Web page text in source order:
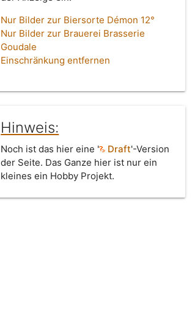
Nur Bilder zur Biersorte Démon 12°
Nur Bilder zur Brauerei Brasserie
Goudale
Einschränkung entfernen
Hinweis:
Noch ist das hier eine ' Draft'-Version
der Seite. Das Ganze hier ist nur ein
kleines ein Hobby Projekt.